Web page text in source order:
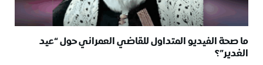
ما صحة الفيديو المتداول للقاضي العمراني حول “عيد
الغدير”؟